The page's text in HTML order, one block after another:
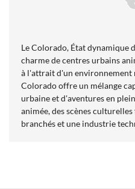
Le Colorado, État dynamique
charme de centres urbains
à l'attrait d'un environnement
Colorado offre un mélange
urbaine et d'aventures en
animée, des scènes
branchés et une industrie